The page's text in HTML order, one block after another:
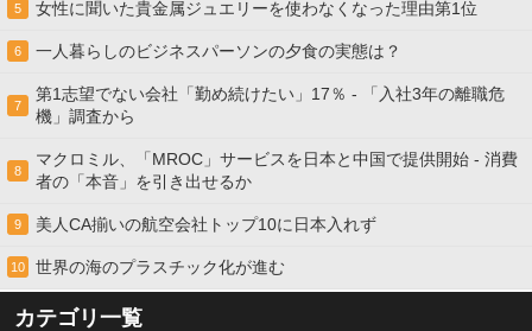
5 女性に聞いた貴金属ジュエリーを使わなくなった理由第1位
6 一人暮らしのビジネスパーソンの夕食の実態は？
7
第1志望でない会社「勤め続けたい」17％ - 「入社3年の離職危
機」調査から
8
マクロミル、「MROC」サービスを日本と中国で提供開始 - 消費
者の「本音」を引き出せるか
9 美人CA揃いの航空会社トップ10に日本入れず
10 世界の海のプラスチック化が進む
カテゴリ一覧